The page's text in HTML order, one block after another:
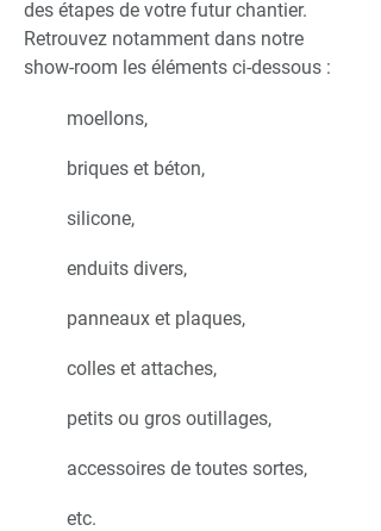
des étapes de votre futur chantier.
Retrouvez notamment dans notre
show-room les éléments ci-dessous :
moellons,
silicone,
panneaux et plaques,
petits ou gros outillages,
briques et béton,
enduits divers,
colles et attaches,
accessoires de toutes sortes,
etc.